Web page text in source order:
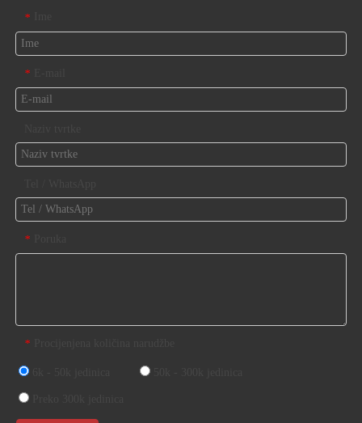
*
*
*
*